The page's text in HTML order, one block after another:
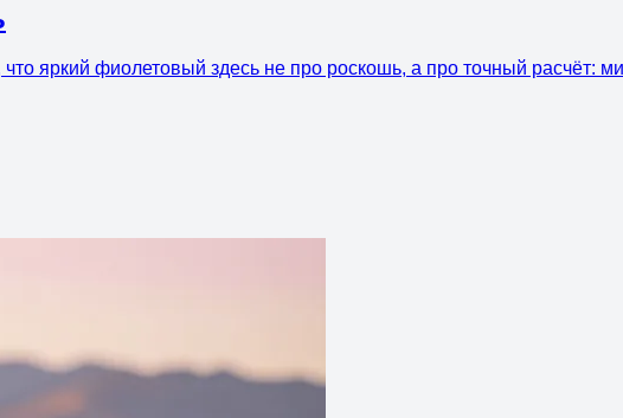
яркий фиолетовый здесь не про роскошь, а про точный расчёт: